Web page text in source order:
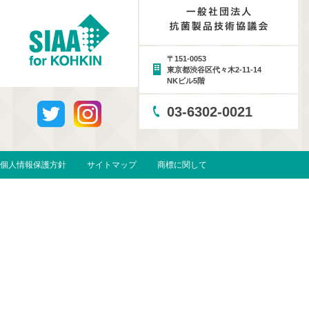
〒151-0053
東京都渋谷区代々木2-11-14
NKビル5階
03-6302-0021
個人情報保護方針 サイトマップ 商標に関して